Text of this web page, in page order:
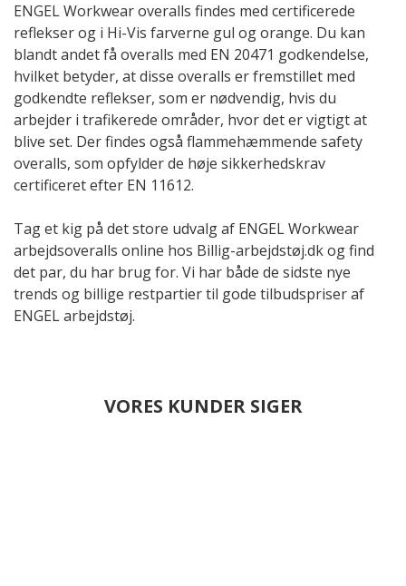
ENGEL Workwear overalls findes med certificerede
reflekser og i Hi-Vis farverne gul og orange. Du kan
blandt andet få overalls med EN 20471 godkendelse,
hvilket betyder, at disse overalls er fremstillet med
godkendte reflekser, som er nødvendig, hvis du
arbejder i trafikerede områder, hvor det er vigtigt at
blive set. Der findes også flammehæmmende safety
overalls, som opfylder de høje sikkerhedskrav
certificeret efter EN 11612.
Tag et kig på det store udvalg af ENGEL Workwear
arbejdsoveralls online hos Billig-arbejdstøj.dk og find
det par, du har brug for. Vi har både de sidste nye
trends og billige restpartier til gode tilbudspriser af
ENGEL arbejdstøj.
VORES KUNDER SIGER